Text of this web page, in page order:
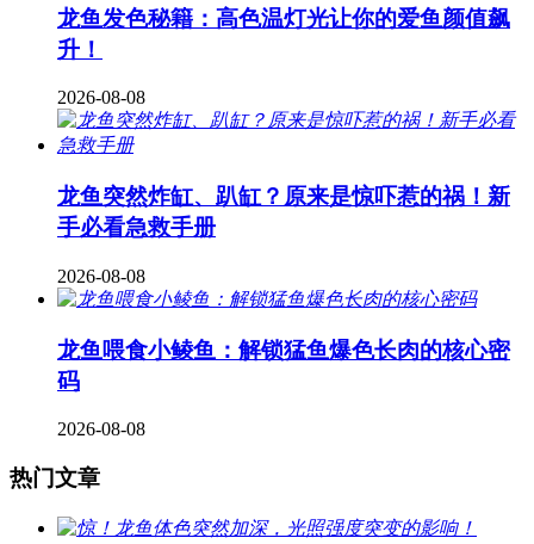
龙鱼发色秘籍：高色温灯光让你的爱鱼颜值飙
升！
2026-08-08
龙鱼突然炸缸、趴缸？原来是惊吓惹的祸！新
手必看急救手册
2026-08-08
龙鱼喂食小鲮鱼：解锁猛鱼爆色长肉的核心密
码
2026-08-08
热门文章